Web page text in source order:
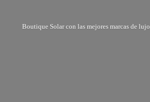
Boutique Solar con las mejores marcas de lujo